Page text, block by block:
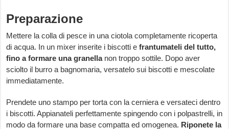
Preparazione
Mettere la colla di pesce in una ciotola completamente ricoperta
di acqua. In un mixer inserite i biscotti efrantumateli del tutto,
fino a formare una granellanon troppo sottile. Dopo aver
sciolto il burro a bagnomaria, versatelo sui biscotti e mescolate
immediatamente.
Prendete uno stampo per torta con la cerniera e versateci dentro
i biscotti. Appianateli perfettamente spingendo con i polpastrelli, in
modo da formare una base compatta ed omogenea. Riponete la